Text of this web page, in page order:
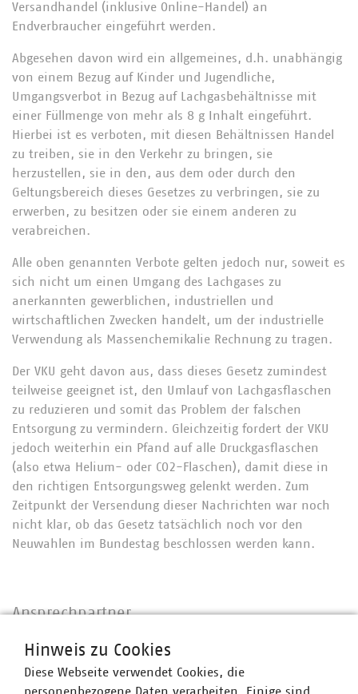
Versandhandel (inklusive Online-Handel) an
Endverbraucher eingeführt werden.
Abgesehen davon wird ein allgemeines, d.h. unabhängig
von einem Bezug auf Kinder und Jugendliche,
Umgangsverbot in Bezug auf Lachgasbehältnisse mit
einer Füllmenge von mehr als 8 g Inhalt eingeführt.
Hierbei ist es verboten, mit diesen Behältnissen Handel
zu treiben, sie in den Verkehr zu bringen, sie
herzustellen, sie in den, aus dem oder durch den
Geltungsbereich dieses Gesetzes zu verbringen, sie zu
erwerben, zu besitzen oder sie einem anderen zu
verabreichen.
Alle oben genannten Verbote gelten jedoch nur, soweit es
sich nicht um einen Umgang des Lachgases zu
anerkannten gewerblichen, industriellen und
wirtschaftlichen Zwecken handelt, um der industrielle
Verwendung als Massenchemikalie Rechnung zu tragen.
Der VKU geht davon aus, dass dieses Gesetz zumindest
teilweise geeignet ist, den Umlauf von Lachgasflaschen
zu reduzieren und somit das Problem der falschen
Entsorgung zu vermindern. Gleichzeitig fordert der VKU
jedoch weiterhin ein Pfand auf alle Druckgasflaschen
(also etwa Helium- oder CO2-Flaschen), damit diese in
den richtigen Entsorgungsweg gelenkt werden. Zum
Zeitpunkt der Versendung dieser Nachrichten war noch
nicht klar, ob das Gesetz tatsächlich noch vor den
Neuwahlen im Bundestag beschlossen werden kann.
Ansprechpartner
Hinweis zu Cookies
Diese Webseite verwendet Cookies, die
personenbezogene Daten verarbeiten. Einige sind